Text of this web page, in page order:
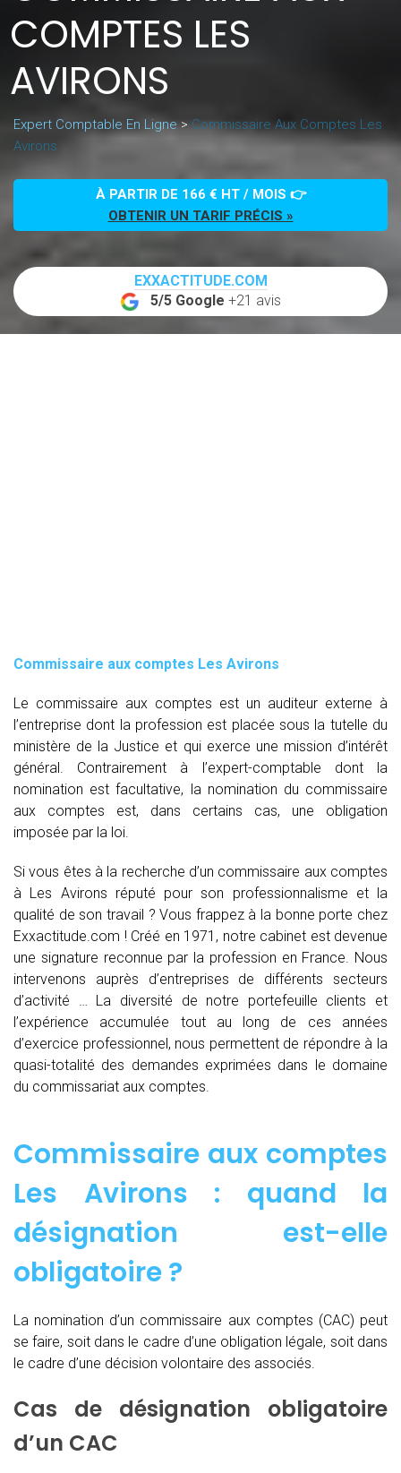
COMPTES LES
AVIRONS
Expert Comptable En Ligne>Commissaire Aux Comptes Les
Avirons
À PARTIR DE 166 € HT / MOIS 👉
OBTENIR UN TARIF PRÉCIS »
EXXACTITUDE.COM
5/5 Google +21 avis
Commissaire aux comptes Les Avirons
Le commissaire aux comptes est un auditeur externe à
l’entreprise dont la profession est placée sous la tutelle du
ministère de la Justice et qui exerce une mission d’intérêt
général. Contrairement à l’expert-comptable dont la
nomination est facultative, la nomination du commissaire
aux comptes est, dans certains cas, une obligation
imposée par la loi.
Si vous êtes à la recherche d’un commissaire aux comptes
à Les Avirons réputé pour son professionnalisme et la
qualité de son travail ? Vous frappez à la bonne porte chez
Exxactitude.com ! Créé en 1971, notre cabinet est devenue
une signature reconnue par la profession en France. Nous
intervenons auprès d’entreprises de différents secteurs
d’activité … La diversité de notre portefeuille clients et
l’expérience accumulée tout au long de ces années
d’exercice professionnel, nous permettent de répondre à la
quasi-totalité des demandes exprimées dans le domaine
du commissariat aux comptes.
Commissaire aux comptes
Les Avirons : quand la
désignation est-elle
obligatoire ?
La nomination d’un commissaire aux comptes (CAC) peut
se faire, soit dans le cadre d’une obligation légale, soit dans
le cadre d’une décision volontaire des associés.
Cas de désignation obligatoire
d’un CAC